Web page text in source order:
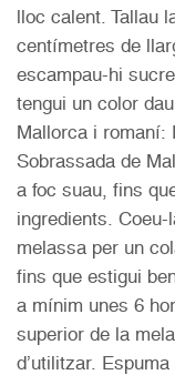
lloc calent. Tallau
centímetres de
escampau-hi
tengui un color
Mallorca i romaní:
Sobrassada de
a foc suau, fins
ingredients.
melassa per un
fins que estigui
a mínim unes 6
superior de la
d’utilitzar.